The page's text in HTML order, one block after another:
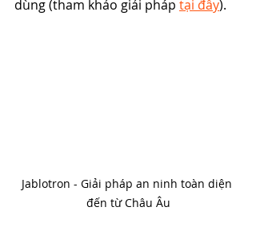
dùng (tham khảo giải pháp tại đây).
Jablotron - Giải pháp an ninh toàn diện
đến từ Châu Âu